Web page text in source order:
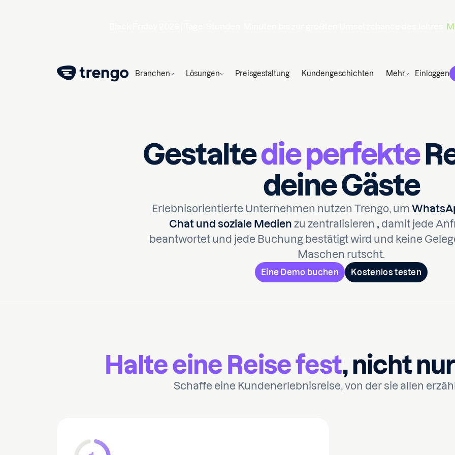
Branchen Lösungen Preisgestaltung Kundengeschichten Mehr Einloggen
Gestaltedie perfekte
deine Gäste
Erlebnisorientierte Unternehmen nutzen Trengo, um
Chat und soziale Medien zu zentralisieren , damit jede
beantwortet und jede Buchung bestätigt wird und keine
Maschen rutscht.
Eine Demo buchen Kostenlos testen
"Der
Herausforderung
Festival-Kanal
Halte eine Reise fest, nicht
Schaffe eine Kundenerlebnisreise, von der sie allen